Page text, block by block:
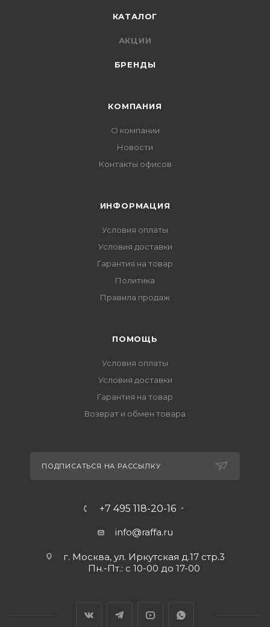
КАТАЛОГ
АКЦИИ
БРЕНДЫ
КОМПАНИЯ
О компании
Новости
Контакты офисов
ИНФОРМАЦИЯ
Условия оплаты
Условия доставки
Гарантия на товар
Политика
Правила продаж
ПОМОЩЬ
Условия оплаты
Условия доставки
Гарантия на товар
Возврат и обмен товара
ПОДПИСАТЬСЯ НА РАССЫЛКУ
+7 495 118-20-16
info@raffa.ru
г. Москва, ул. Иркутская д.17 стр.3
Пн.-Пт.: с 10-00 до 17-00